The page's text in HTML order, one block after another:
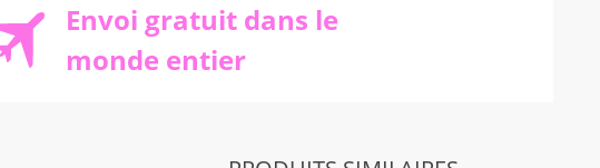
Envoi gratuit dans le
monde entier